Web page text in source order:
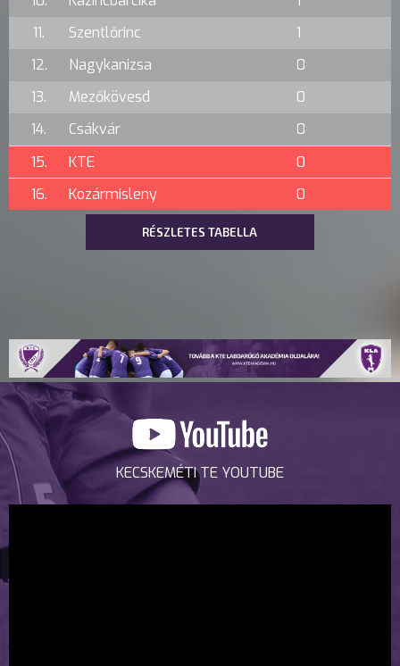
11.
Szentlőrinc
1
12.
Nagykanizsa
0
13.
Mezőkövesd
0
14.
Csákvár
0
15.
KTE
0
16.
Kozármisleny 0
RÉSZLETES TABELLA
KECSKEMÉTI TE YOUTUBE